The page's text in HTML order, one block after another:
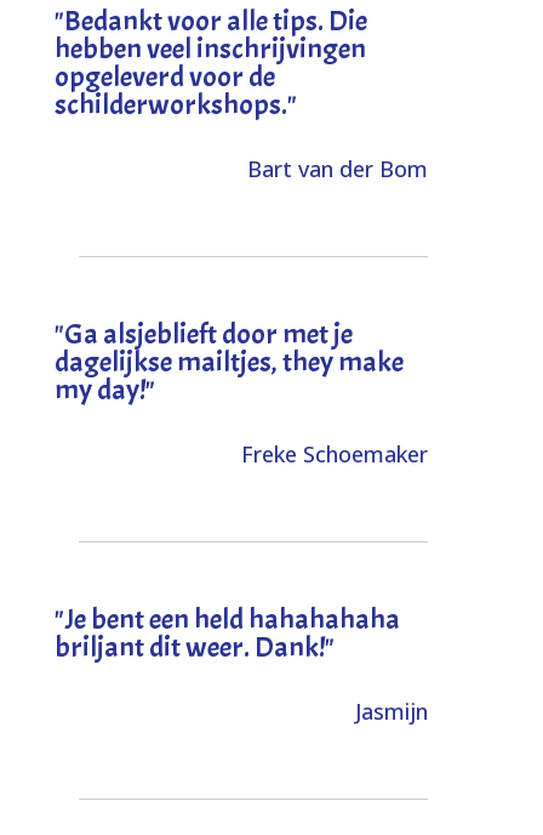
"Bedankt voor alle tips. Die
hebben veel inschrijvingen
opgeleverd voor de
schilderworkshops."
Bart van der Bom
"Ga alsjeblieft door met je
dagelijkse mailtjes, they make
my day!"
Freke Schoemaker
"Je bent een held hahahahaha
briljant dit weer. Dank!"
Jasmijn